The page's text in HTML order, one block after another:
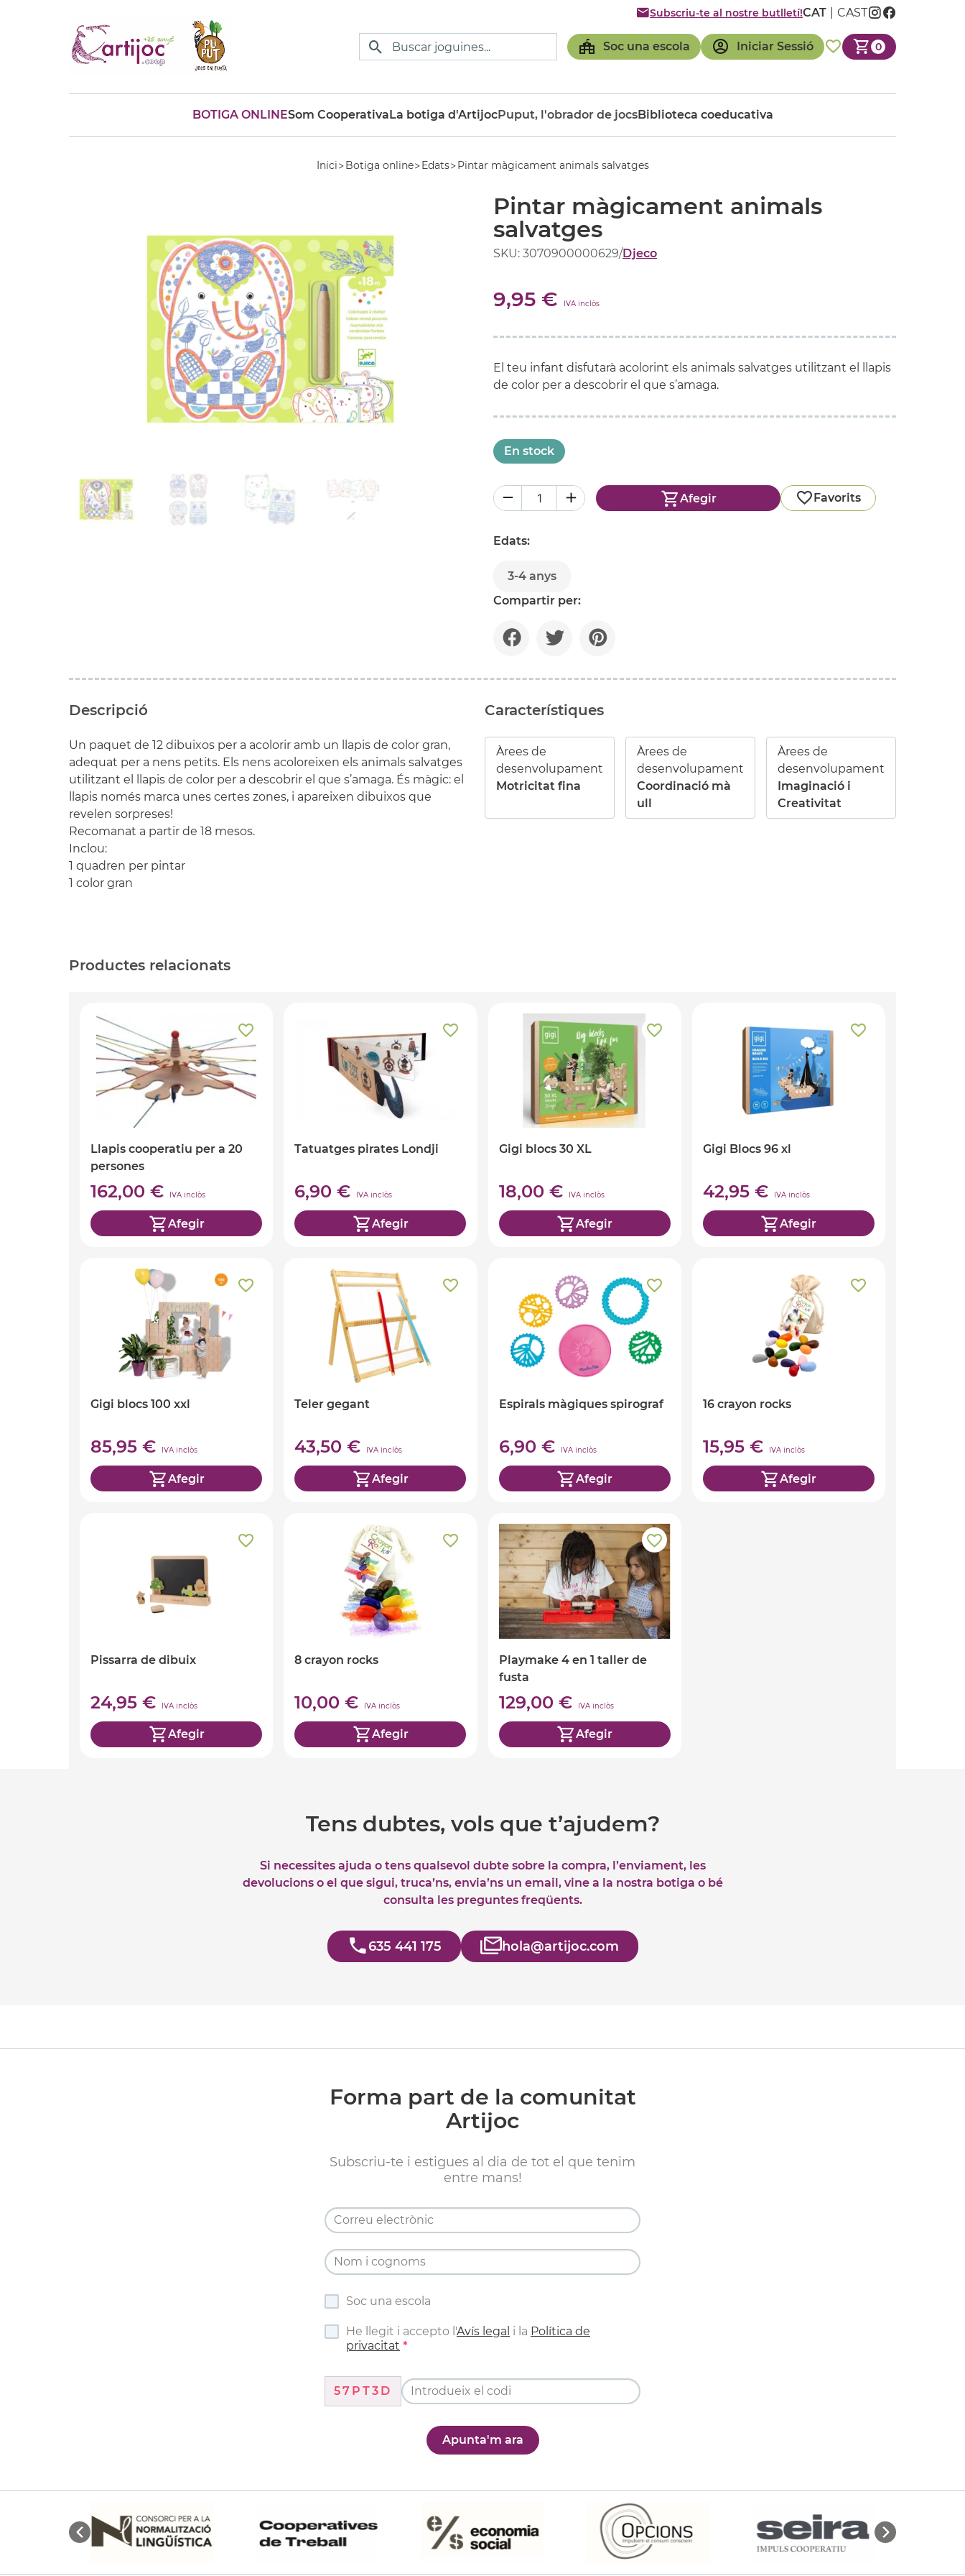
Soc una escola Iniciar Sessió 0
Subscriu-te al nostre butlletí!CAT CAST
BOTIGA ONLINESom CooperativaLa botiga d'ArtijocPuput, l'obrador de jocsBiblioteca coeducativa
Inici Botiga online Edats Pintar màgicament animals salvatges
Pintar màgicament animals
salvatges
SKU: 3070900000629/Djeco
9,95 € IVA inclòs
El teu infant disfutarà acolorint els animals salvatges utilitzant el llapis
de color per a descobrir el que s’amaga.
En stock
Afegir Favorits
Edats:
3-4 anys
Compartir per:
Descripció
Un paquet de 12 dibuixos per a acolorir amb un llapis de color gran,
adequat per a nens petits. Els nens acoloreixen els animals salvatges
utilitzant el llapis de color per a descobrir el que s’amaga. És màgic: el
llapis només marca unes certes zones, i apareixen dibuixos que
revelen sorpreses!
Recomanat a partir de 18 mesos.
Inclou:
1 quadren per pintar
1 color gran
Característiques
Àrees de
desenvolupament
Motricitat fina
Àrees de
desenvolupament
Coordinació mà
ull
Àrees de
desenvolupament
Imaginació i
Creativitat
Productes relacionats
Llapis cooperatiu per a 20
persones
162,00 € IVA inclòs
Afegir
Tatuatges pirates Londji
6,90 € IVA inclòs
Afegir
Gigi blocs 30 XL
18,00 € IVA inclòs
Afegir
Gigi Blocs 96 xl
42,95 € IVA inclòs
Afegir
Gigi blocs 100 xxl
85,95 € IVA inclòs
Afegir
Teler gegant
43,50 € IVA inclòs
Afegir
Espirals màgiques spirograf
6,90 € IVA inclòs
Afegir
16 crayon rocks
15,95 € IVA inclòs
Afegir
Pissarra de dibuix
24,95 € IVA inclòs
Afegir
8 crayon rocks
10,00 € IVA inclòs
Afegir
Playmake 4 en 1 taller de
fusta
129,00 € IVA inclòs
Afegir
Tens dubtes, vols que t’ajudem?
Si necessites ajuda o tens qualsevol dubte sobre la compra, l’enviament, les
devolucions o el que sigui, truca’ns, envia’ns un email, vine a la nostra botiga o bé
consulta les preguntes freqüents.
635 441 175 hola@artijoc.com
Forma part de la comunitat
Artijoc
Subscriu-te i estigues al dia de tot el que tenim
entre mans!
Soc una escola
He llegit i accepto l'Avís legal i la Política de
privacitat
57PT3D
Apunta'm ara